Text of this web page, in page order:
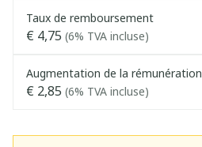
Taux de remboursement
€ 4,75 (6% TVA incluse)
Augmentation de la rémunération
€ 2,85 (6% TVA incluse)